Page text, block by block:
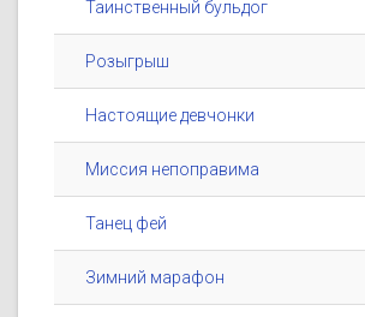
Таинственный бульдог
Розыгрыш
Настоящие девчонки
Миссия непоправима
Танец фей
Зимний марафон